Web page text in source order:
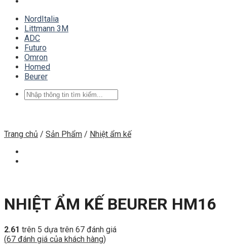
NordItalia
Littmann 3M
ADC
Futuro
Omron
Homed
Beurer
Tìm
kiếm:
Trang chủ / Sản Phẩm / Nhiệt ẩm kế
NHIỆT ẨM KẾ BEURER HM16
2.61 trên 5 dựa trên 67 đánh giá
(67 đánh giá của khách hàng)